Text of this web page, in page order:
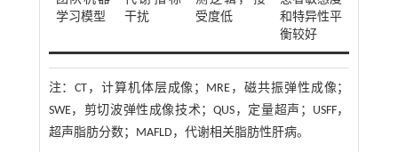
学习模型
干扰
受度低
和特异性平
衡较好
注：CT，计算机体层成像；MRE，磁共振弹性成像；
SWE，剪切波弹性成像技术；QUS，定量超声；USFF，
超声脂肪分数；MAFLD，代谢相关脂肪性肝病。